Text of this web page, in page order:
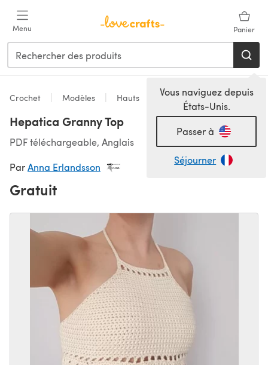
Menu Panier
Vous naviguez depuis
États-Unis.
Passer à
Séjourner
Crochet Modèles Hauts
Hepatica Granny Top
PDF téléchargeable, Anglais
ParAnna Erlandsson
Gratuit